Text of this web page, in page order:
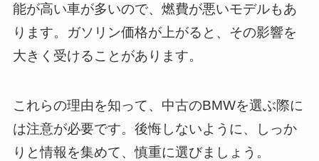
能が高い車が多いので、燃費が悪いモデルもあ
ります。ガソリン価格が上がると、その影響を
大きく受けることがあります。
これらの理由を知って、中古のBMWを選ぶ際に
は注意が必要です。後悔しないように、しっか
りと情報を集めて、慎重に選びましょう。